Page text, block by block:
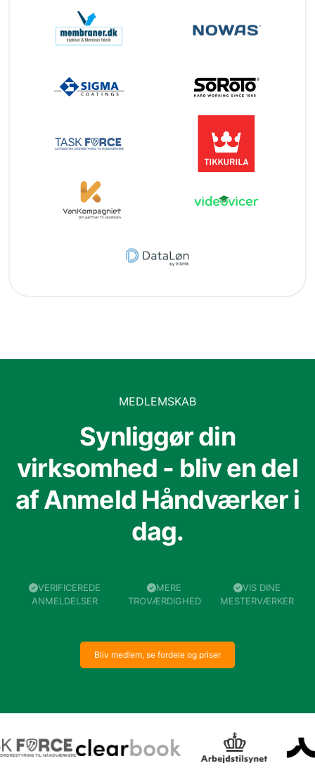
MEDLEMSKAB
Synliggør din
virksomhed - bliv en del
af Anmeld Håndværker i
dag.
VERIFICEREDE
ANMELDELSER
MERE
TROVÆRDIGHED
VIS DINE
MESTERVÆRKER
Bliv medlem, se fordele og priser